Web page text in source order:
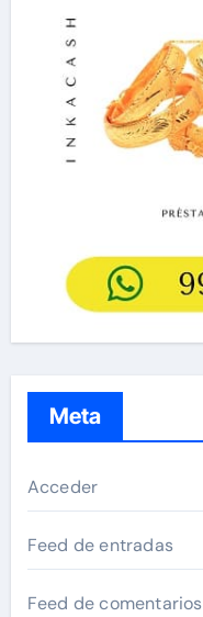
Meta
Acceder
Feed de entradas
Feed de comentarios